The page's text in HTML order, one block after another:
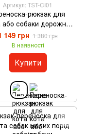
Артикул: TST-CI01
рюкзак для
або собаки дорожня
до 7.5 кг - Сірий
149 грн 1 380 грн
В наявності
Купити